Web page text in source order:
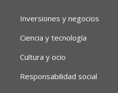
Inversiones y negocios
Ciencia y tecnología
Cultura y ocio
Responsabilidad social